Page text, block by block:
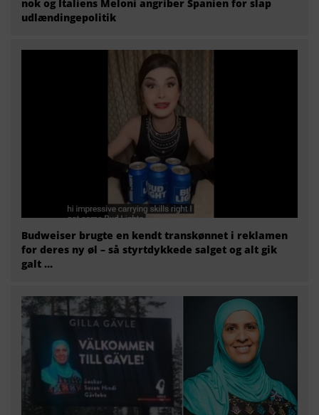
nok og Italiens Meloni angriber Spanien for slap
udlændingepolitik
Budweiser brugte en kendt transkønnet i reklamen
for deres ny øl – så styrtdykkede salget og alt gik
galt …